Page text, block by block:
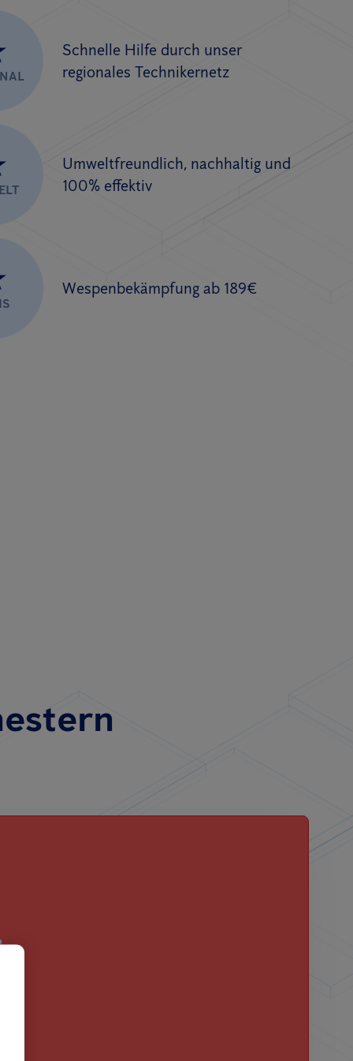
Schnelle Hilfe durch unser
regionales Technikernetz
Umweltfreundlich, nachhaltig und
100% effektiv
Wespenbekämpfung ab 189€